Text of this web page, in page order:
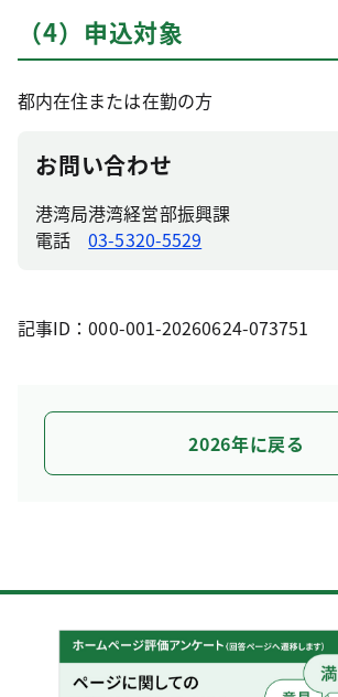
（4）申込対象
都内在住または在勤の方
お問い合わせ
港湾局港湾経営部振興課
電話03-5320-5529
記事ID：000-001-20260624-073751
2026年に戻る